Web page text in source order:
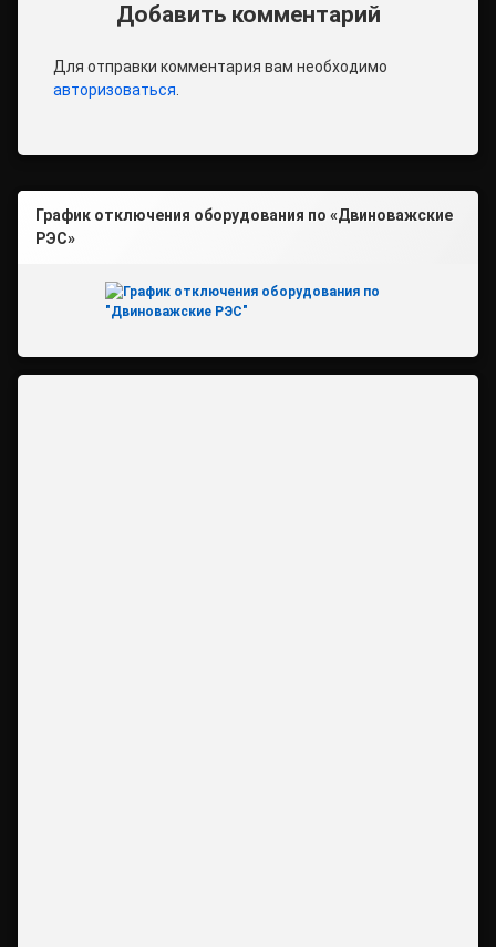
Добавить комментарий
Для отправки комментария вам необходимо
авторизоваться.
График отключения оборудования по «Двиноважские
РЭС»